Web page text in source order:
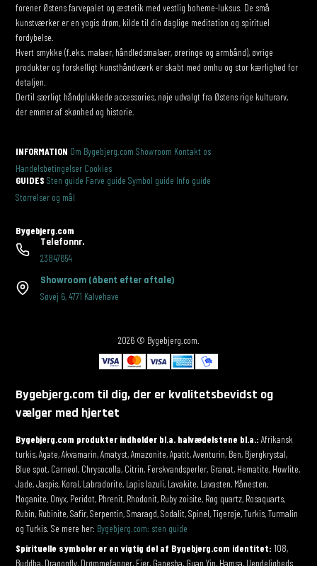
forener Østens farvepalet og æstetik med vestlig boheme-luksus. De små
kunstværker er en yogis drøm, kilde til din daglige meditation og spirituel
fordybelse.
Hvert smykke (f.eks. malaer, håndledsmalaer, øreringe og armbånd), øvrige
produkter og forskelligt kunsthåndværk er skabt med omhu og stor kærlighed for
detaljen.
Dertil særligt håndplukkede accessories, nøje udvalgt fra Østens rige kulturarv,
der emmer af skønhed og historie.
INFORMATION Om Bygebjerg.com Showroom Kontakt os
Handelsbetingelser Cookies
GUIDES Sten guide Farve guide Symbol guide Info guide
Størrelser og mål
Bygebjerg.com
Telefonnr.
23847654
Showroom (åbent efter aftale)
Søvej 6,4771 Kalvehave
2026 © Bygebjerg.com.
Bygebjerg.com til dig, der er kvalitetsbevidst og
vælger med hjertet
Bygebjerg.com produkter indholder bl.a. halvædelstene bl.a.: Afrikansk
turkis, Agate, Akvamarin, Amatyst, Amazonite, Apatit, Aventurin, Ben, Bjergkrystal,
Blue spot, Carneol, Chrysocolla, Citrin, Ferskvandsperler, Granat, Hematite, Howlite,
Jade, Jaspis, Koral, Labradorite, Lapis lazuli, Lavakite, Lavasten, Månesten,
Moganite, Onyx, Peridot, Phrenit, Rhodonit, Ruby zoisite, Røg quartz, Rosaquarts,
Rubin, Rubinite, Safir, Serpentin, Smaragd, Sodalit, Spinel, Tigerøje, Turkis, Turmalin
og Turkis. Se mere her: Bygebjerg.com: sten guide
Spirituelle symboler er en vigtig del af Bygebjerg.com identitet: 108,
Buddha, Dragonfly, Drømmefanger, Fjer, Ganesha, Guan Yin, Hamsa, Uendeligheds